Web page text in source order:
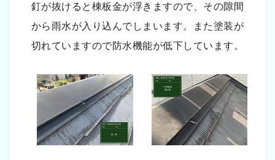
釘が抜けると棟板金が浮きますので、その隙間
から雨水が入り込んでしまいます。また塗装が
切れていますので防水機能が低下しています。